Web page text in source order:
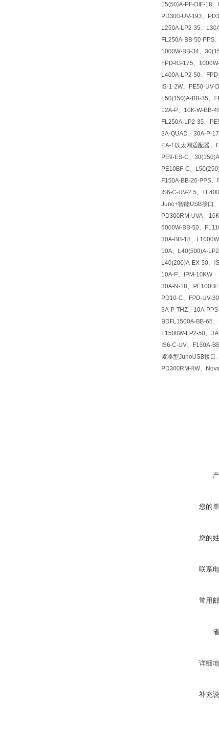
15(50)A-PF-DIF-18
PD300-UV-193、
L250A-LP2-35、
FL250A-BB-50-PPS
1000W-BB-34、
FPD-IG-175、
L400A-LP2-50、
IS-1-2W、PE50-UV-
L50(150)A-BB-35、
12A-P、10K-W-BB-
FL250A-LP2-35、
3A-QUAD、30A-P-17
EA-1以太网适配器、
PE9-ES-C、
PE10BF-C、
F150A-BB-26-PPS
IS6-C-UV-2.5、
Juno+智能USB接口
PD300RM-UVA、
5000W-BB-50、
30A-BB-18、
10A、L40(500)A-
L40(200)A-EX-50、
10A-P、IPM-10KW
30A-N-18、
PD10-C、FPD-UV-
3A-P-THZ、10A-PPS
BDFL1500A-BB-65
L1500W-LP2-50、
IS6-C-UV、F150A-
紧凑型JunoUSB接口
PD300RM-8W、
您的
您的
联系
常用
详细
补充